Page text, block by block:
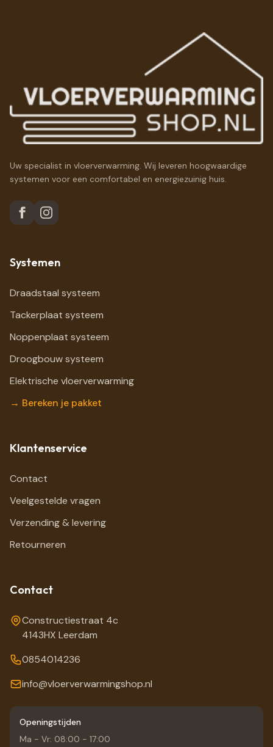
Uw specialist in vloerverwarming. Wij leveren hoogwaardige
systemen voor een comfortabel en energiezuinig huis.
Systemen
Draadstaal systeem
Tackerplaat systeem
Noppenplaat systeem
Droogbouw systeem
Elektrische vloerverwarming
→ Bereken je pakket
Klantenservice
Contact
Veelgestelde vragen
Verzending & levering
Retourneren
Contact
Constructiestraat 4c
4143HX Leerdam
0854014236
info@vloerverwarmingshop.nl
Openingstijden
Ma - Vr: 08:00 - 17:00